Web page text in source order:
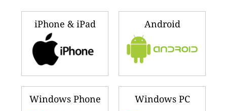
iPhone & iPad Android
Windows Phone Windows PC